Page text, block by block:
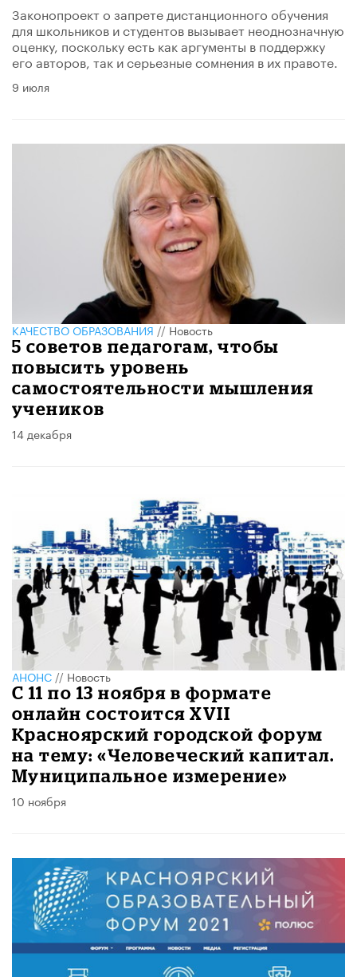
Законопроект о запрете дистанционного обучения
для школьников и студентов вызывает неоднозначную
оценку, поскольку есть как аргументы в поддержку
его авторов, так и серьезные сомнения в их правоте.
9 июля
КАЧЕСТВО ОБРАЗОВАНИЯ//Новость
5 советов педагогам, чтобы
повысить уровень
самостоятельности мышления
учеников
14 декабря
АНОНС//Новость
С 11 по 13 ноября в формате
онлайн состоится XVII
Красноярский городской форум
на тему: «Человеческий капитал.
Муниципальное измерение»
10 ноября